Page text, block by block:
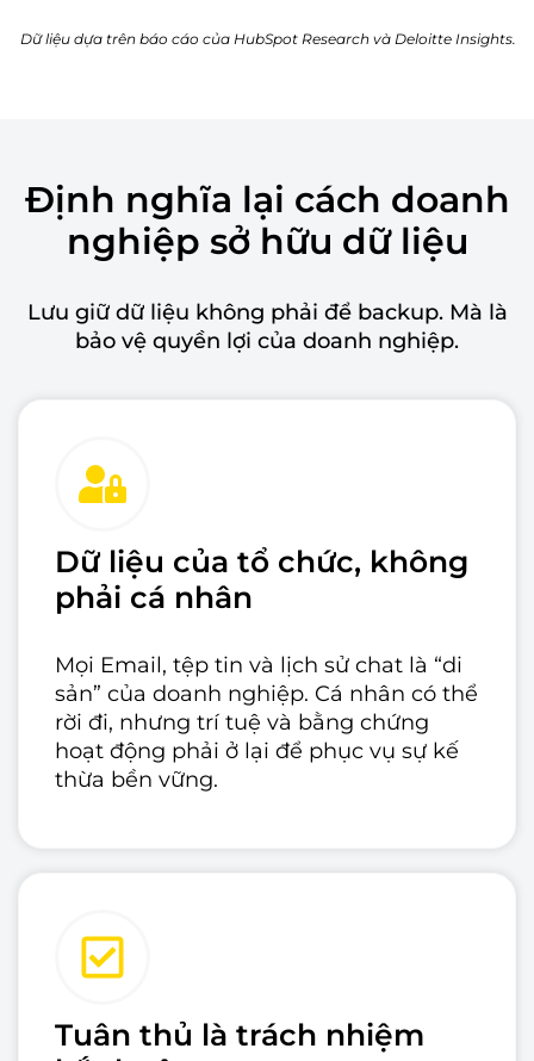
Dữ liệu dựa trên báo cáo của HubSpot Research và Deloitte Insights.
Định nghĩa lại cách doanh
nghiệp sở hữu dữ liệu
Lưu giữ dữ liệu không phải để backup. Mà là
bảo vệ quyền lợi của doanh nghiệp.
Dữ liệu của tổ chức, không
phải cá nhân
Mọi Email, tệp tin và lịch sử chat là “di
sản” của doanh nghiệp. Cá nhân có thể
rời đi, nhưng trí tuệ và bằng chứng
hoạt động phải ở lại để phục vụ sự kế
thừa bền vững.
Tuân thủ là trách nhiệm